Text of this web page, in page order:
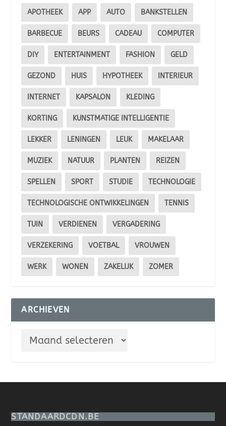
APOTHEEK APP AUTO BANKSTELLEN
BARBECUE BEURS CADEAU COMPUTER
DIY ENTERTAINMENT FASHION GELD
GEZOND HUIS HYPOTHEEK INTERIEUR
INTERNET KAPSALON KLEDING
KORTING KUNSTMATIGE INTELLIGENTIE
LEKKER LENINGEN LEUK MAKELAAR
MUZIEK NATUUR PLANTEN REIZEN
SPELLEN SPORT STUDIE TECHNOLOGIE
TECHNOLOGISCHE ONTWIKKELINGEN TENNIS
TUIN VERDIENEN VERGADERING
VERZEKERING VOETBAL VROUWEN
WERK WONEN ZAKELIJK ZOMER
ARCHIEVEN
STANDAARDCDN.BE